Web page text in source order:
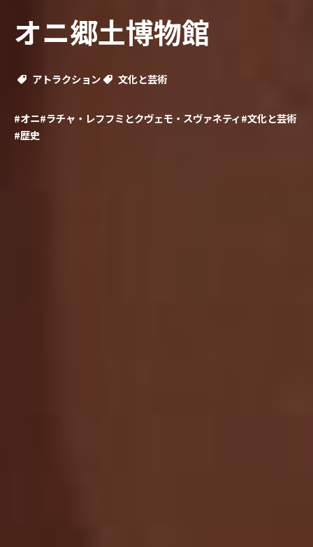
オニ郷土博物館
アトラクション 文化と芸術
#オニ#ラチャ・レフフミとクヴェモ・スヴァネティ#文化と芸術
#歴史